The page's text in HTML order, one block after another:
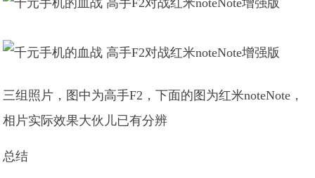
三组照片，图中为高手F2，下面的图为红米noteNote，
相片实际效果大伙儿已有分辨
总结